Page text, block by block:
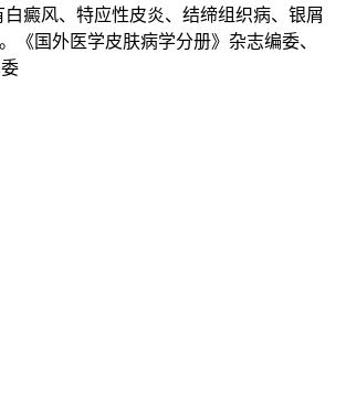
癜风、特应性皮炎、结缔组织病、银屑
国外医学皮肤病学分册》杂志编委、